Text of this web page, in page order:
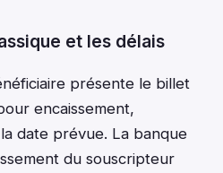
et les délais
présente le billet
encaissement,
date prévue. La banque
du souscripteur